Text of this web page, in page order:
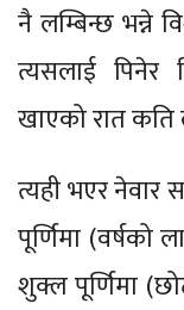
नै लम्बिन्छ भन्ने
त्यसलाई पिनेर
खाएको रात कति
त्यही भएर नेवार
पूर्णिमा (वर्षको
शुक्ल पूर्णिमा